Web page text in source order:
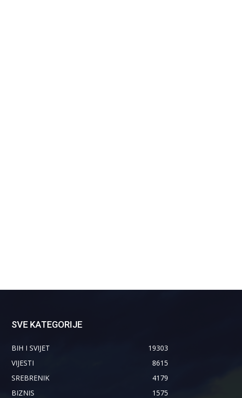
SVE KATEGORIJE
BIH I SVIJET
19303
VIJESTI
8615
SREBRENIK
4179
BIZNIS
1575